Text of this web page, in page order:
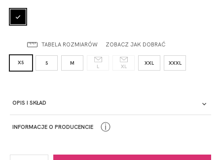
TABELA ROZMIARÓW ZOBACZ JAK DOBRAĆ
XS S M
L XL
XXL XXXL
OPIS I SKŁAD
INFORMACJE O PRODUCENCIE ⓘ